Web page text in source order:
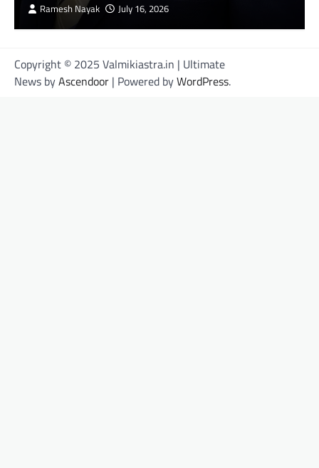
Ramesh Nayak July 16, 2026
Copyright © 2025 Valmikiastra.in | Ultimate
News byAscendoor | Powered byWordPress.